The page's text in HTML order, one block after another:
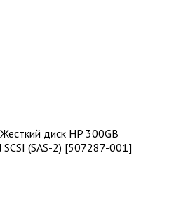
диск HP 300GB
(SAS-2) [507287-001]